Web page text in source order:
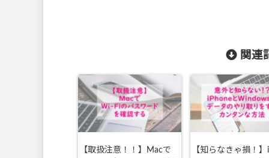
関連
【取扱注意！！】Macで
【知らなきゃ損！